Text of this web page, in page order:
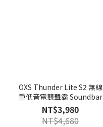
OXS Thunder Lite S2 無線
重低音電競聲霸 Soundbar
NT$3,980
NT$4,680